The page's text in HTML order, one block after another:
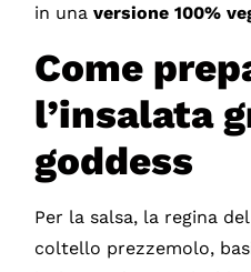
in unaversione 100%
Come
l’insalata
goddess
Per la salsa, la regina
coltello prezzemolo,